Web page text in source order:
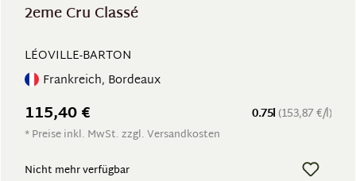
2eme Cru Classé
LÉOVILLE-BARTON
Frankreich, Bordeaux
0.75l (153,87 €/l)
115,40 €
* Preise inkl. MwSt. zzgl. Versandkosten
Nicht mehr verfügbar